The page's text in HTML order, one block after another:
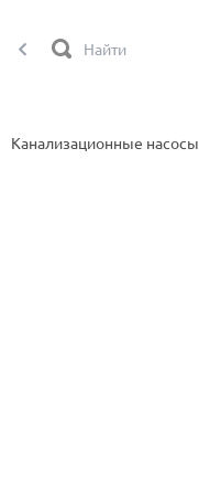
Канализационные насосы